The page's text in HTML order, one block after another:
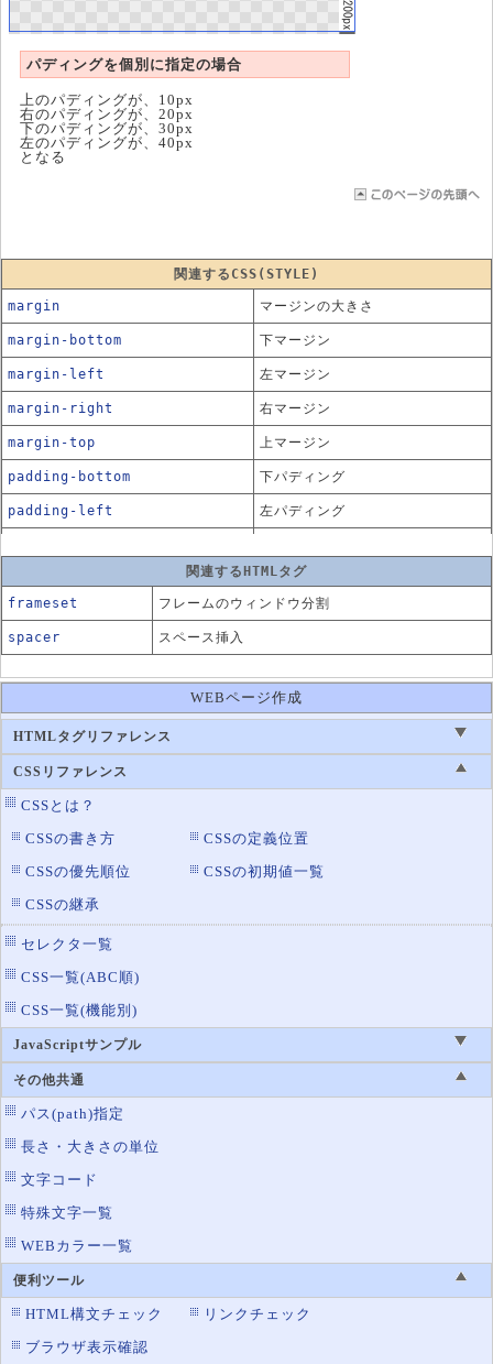
パディングを個別に指定の場合
上のパディングが、10px
右のパディングが、20px
下のパディングが、30px
左のパディングが、40px
となる
関連するCSS(STYLE)
margin マージンの大きさ
margin-bottom 下マージン
margin-left 左マージン
margin-right 右マージン
margin-top 上マージン
padding-bottom 下パディング
padding-left 左パディング
上パディング
関連するHTMLタグ
frameset フレームのウィンドウ分割
spacer スペース挿入
WEBページ作成
HTMLタグリファレンス
CSSリファレンス
CSSとは？
CSSの書き方
CSSの定義位置
CSSの優先順位
CSSの初期値一覧
CSSの継承
セレクタ一覧
CSS一覧(ABC順)
CSS一覧(機能別)
JavaScriptサンプル
その他共通
パス(path)指定
長さ・大きさの単位
文字コード
特殊文字一覧
WEBカラー一覧
便利ツール
HTML構文チェック
リンクチェック
ブラウザ表示確認